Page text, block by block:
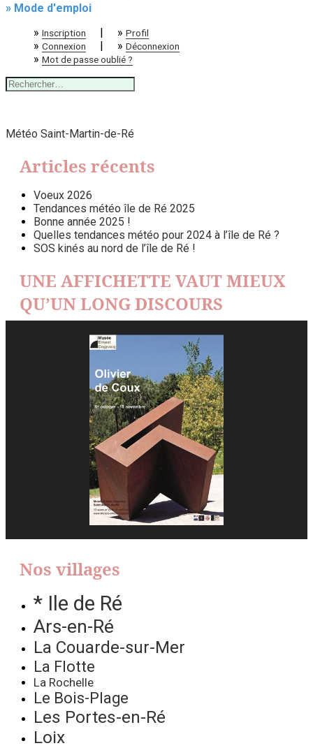
» Mode d'emploi
» Inscription | » Profil
» Connexion | » Déconnexion
» Mot de passe oublié ?
Rechercher :
Météo Saint-Martin-de-Ré
Articles récents
Voeux 2026
Tendances météo île de Ré 2025
Bonne année 2025 !
Quelles tendances météo pour 2024 à l’île de Ré ?
SOS kinés au nord de l’île de Ré !
UNE AFFICHETTE VAUT MIEUX
QU’UN LONG DISCOURS
Nos villages
* Ile de Ré
Ars-en-Ré
La Couarde-sur-Mer
La Flotte
La Rochelle
Le Bois-Plage
Les Portes-en-Ré
Loix